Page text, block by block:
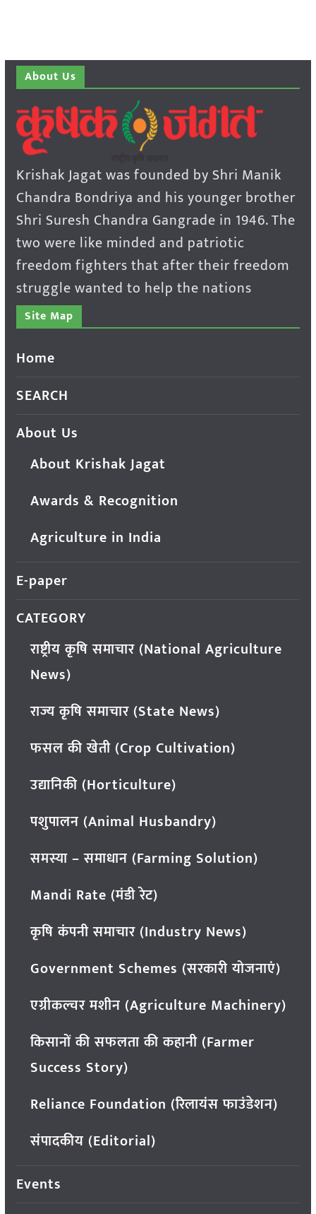
About Us
Krishak Jagat was founded by Shri Manik
Chandra Bondriya and his younger brother
Shri Suresh Chandra Gangrade in 1946. The
two were like minded and patriotic
freedom fighters that after their freedom
struggle wanted to help the nations
Site Map
Home
SEARCH
About Us
About Krishak Jagat
Awards & Recognition
Agriculture in India
E-paper
CATEGORY
राष्ट्रीय कृषि समाचार (National Agriculture
News)
राज्य कृषि समाचार (State News)
फसल की खेती (Crop Cultivation)
उद्यानिकी (Horticulture)
पशुपालन (Animal Husbandry)
समस्या – समाधान (Farming Solution)
Mandi Rate (मंडी रेट)
कृषि कंपनी समाचार (Industry News)
Government Schemes (सरकारी योजनाएं)
एग्रीकल्चर मशीन (Agriculture Machinery)
किसानों की सफलता की कहानी (Farmer
Success Story)
Reliance Foundation (रिलायंस फाउंडेशन)
संपादकीय (Editorial)
Events